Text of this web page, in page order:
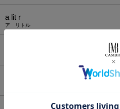
a lit r
ア リトル